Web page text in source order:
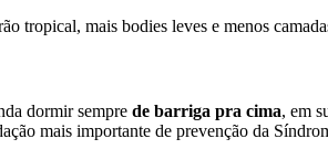
tropical, mais bodies leves e menos
dormir sempre de barriga pra cima, em
mais importante de prevenção da